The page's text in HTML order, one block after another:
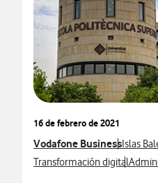
16 de febrero de 2021
Ver más notas de prensa
Vodafone BusinessVer más
Islas
Ver más notas de prensa
Transformación digitalVer